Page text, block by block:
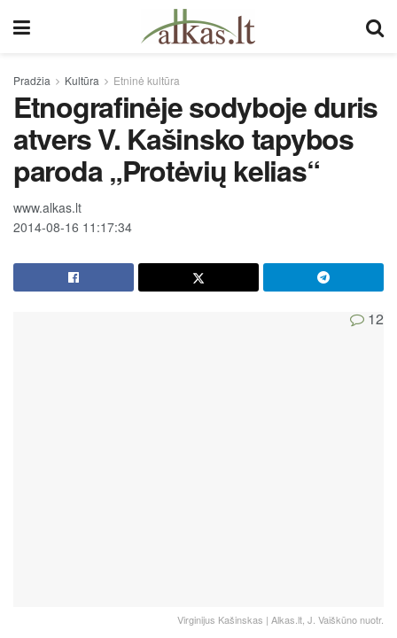
Pradžia Kultūra Etninė kultūra
Etnografinėje sodyboje duris
atvers V. Kašinsko tapybos
paroda „Protėvių kelias“
www.alkas.lt
2014-08-16 11:17:34
12
Virginijus Kašinskas | Alkas.lt, J. Vaiškūno nuotr.